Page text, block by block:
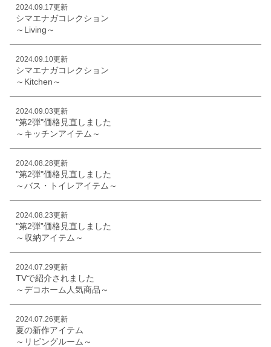
2024.09.17更新
シマエナガコレクション
～Living～
2024.09.10更新
シマエナガコレクション
～Kitchen～
2024.09.03更新
"第2弾"価格見直しました
～キッチンアイテム～
2024.08.28更新
"第2弾"価格見直しました
～バス・トイレアイテム～
2024.08.23更新
"第2弾”価格見直しました
～収納アイテム～
2024.07.29更新
TVで紹介されました
～デコホーム人気商品～
2024.07.26更新
夏の新作アイテム
～リビングルーム～